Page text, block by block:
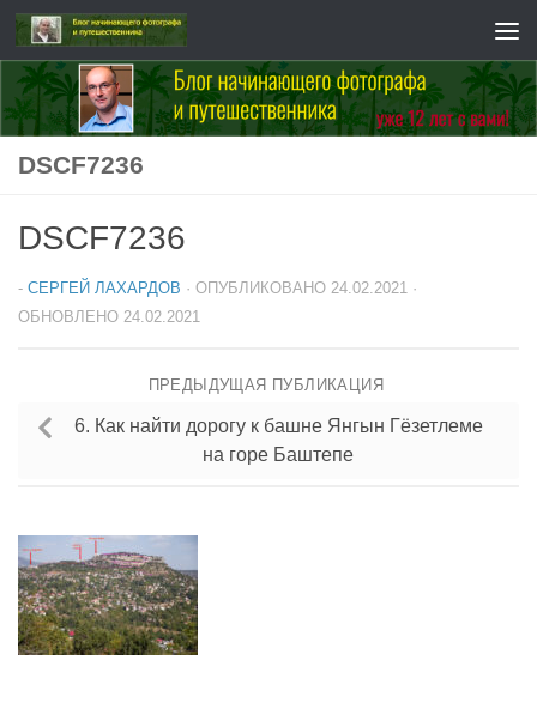
Перейти к содержимому
DSCF7236
DSCF7236
- СЕРГЕЙ ЛАХАРДОВ · ОПУБЛИКОВАНО 24.02.2021 ·
ОБНОВЛЕНО 24.02.2021
ПРЕДЫДУЩАЯ ПУБЛИКАЦИЯ
6. Как найти дорогу к башне Янгын Гёзетлеме
на горе Баштепе